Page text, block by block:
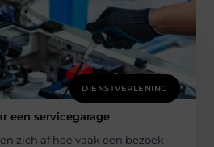
DIENSTVERLENING
een servicegarage
zich af hoe vaak een bezoek